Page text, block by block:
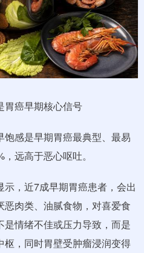
胃癌早期核心信号
感是早期胃癌最典型、最易
远高于恶心呕吐。
，近7成早期胃癌患者，会出
肉类、油腻食物，对喜爱食
情绪不佳或压力导致，而是
，同时胃壁受肿瘤浸润变得